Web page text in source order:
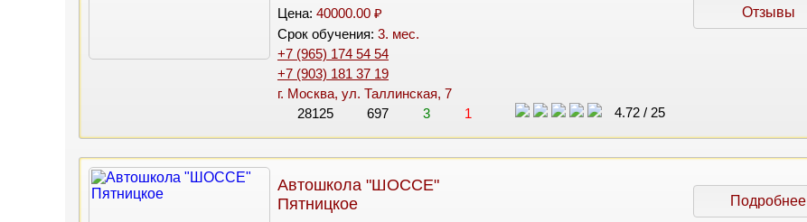
Цена: 40000.00 ₽
Срок обучения: 3. мес.
+7 (965) 174 54 54
+7 (903) 181 37 19
г. Москва, ул. Таллинская, 7
28125
697 3 1 4.72/ 25
Отзывы
Автошкола "ШОССЕ"
Пятницкое
Подробнее